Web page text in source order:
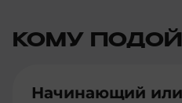
КОМУ
Начинающий или